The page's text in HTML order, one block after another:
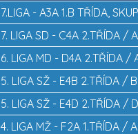
7.LIGA - A3A 1.B TŘÍDA,
7. LIGA SD - C4A 2.TŘÍDA / A
6. LIGA MD - D4A 2.TŘÍDA /
5. LIGA SŽ - E4B 2.TŘÍDA / B
5. LIGA SŽ - E4D 2.TŘÍDA / D
4. LIGA MŽ - F2A 1.TŘÍDA / A